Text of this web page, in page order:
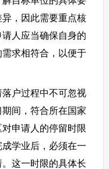
，因此需要重点核
人应当确保自身的
求相符合，以便于
户过程中不可忽视
间，符合所在国家
申请人的停留时限
学业后，必须在一
这一时限的具体长